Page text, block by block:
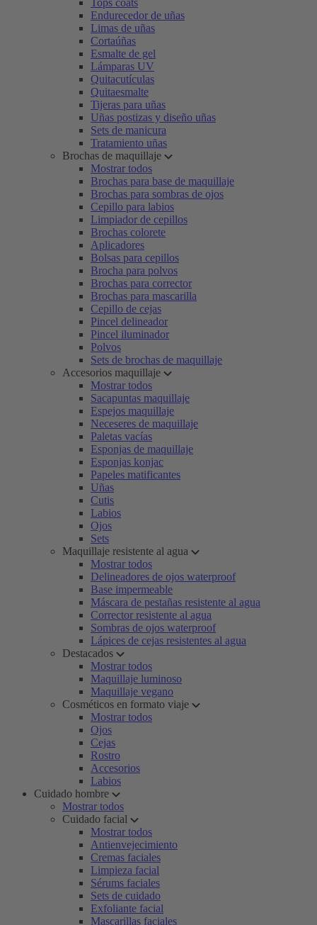
Tops coats
Endurecedor de uñas
Limas de uñas
Cortaúñas
Esmalte de gel
Lámparas UV
Quitacutículas
Quitaesmalte
Tijeras para uñas
Uñas postizas y diseño uñas
Sets de manicura
Tratamiento uñas
Brochas de maquillaje
Mostrar todos
Brochas para base de maquillaje
Brochas para sombras de ojos
Cepillo para labios
Limpiador de cepillos
Brochas colorete
Aplicadores
Bolsas para cepillos
Brocha para polvos
Brochas para corrector
Brochas para mascarilla
Cepillo de cejas
Pincel delineador
Pincel iluminador
Polvos
Sets de brochas de maquillaje
Accesorios maquillaje
Mostrar todos
Sacapuntas maquillaje
Espejos maquillaje
Neceseres de maquillaje
Paletas vacías
Esponjas de maquillaje
Esponjas konjac
Papeles matificantes
Uñas
Cutis
Labios
Ojos
Sets
Maquillaje resistente al agua
Mostrar todos
Delineadores de ojos waterproof
Base impermeable
Máscara de pestañas resistente al agua
Corrector resistente al agua
Sombras de ojos waterproof
Lápices de cejas resistentes al agua
Destacados
Mostrar todos
Maquillaje luminoso
Maquillaje vegano
Cosméticos en formato viaje
Mostrar todos
Ojos
Cejas
Rostro
Accesorios
Labios
Cuidado hombre
Mostrar todos
Cuidado facial
Mostrar todos
Antienvejecimiento
Cremas faciales
Limpieza facial
Sérums faciales
Sets de cuidado
Exfoliante facial
Mascarillas faciales